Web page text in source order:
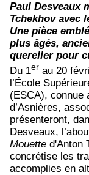
Paul Desveaux
Tchekhov avec
Une pièce
plus âgés,
quereller pour
Du 1er au 20
l’École
(ESCA), connue
d’Asnières,
présenteront,
Desveaux,
Mouette d'Anton
concrétise les
accomplies en